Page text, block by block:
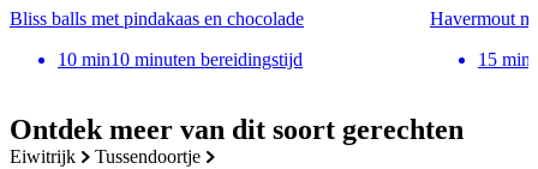
Ontdek meer van dit soort gerechten
eiwitrijk tussendoortje
Bliss balls met pindakaas en chocolade
10 min10 minuten bereidingstijd
Havermout
15 min